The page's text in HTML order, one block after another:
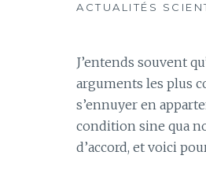
ACTUALITÉS
J’entends souvent
arguments les plus
s’ennuyer en
condition sine qua
d’accord, et voici